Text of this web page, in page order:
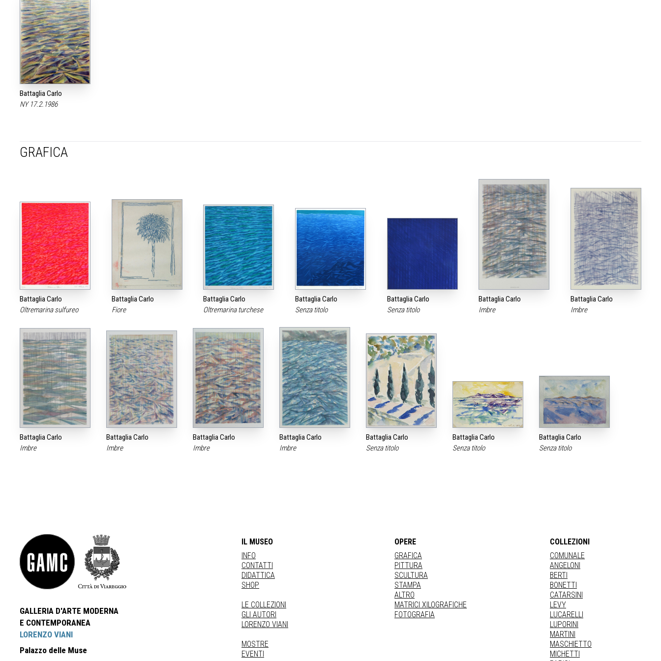
Battaglia Carlo
NY 17.2.1986
GRAFICA
Battaglia Carlo
Oltremarina sulfureo
Battaglia Carlo
Fiore
Battaglia Carlo
Oltremarina turchese
Battaglia Carlo
Senza titolo
Battaglia Carlo
Senza titolo
Battaglia Carlo
Imbre
Battaglia Carlo
Imbre
Battaglia Carlo
Imbre
Battaglia Carlo
Imbre
Battaglia Carlo
Imbre
Battaglia Carlo
Imbre
Battaglia Carlo
Senza titolo
Battaglia Carlo
Senza titolo
Battaglia Carlo
Senza titolo
GALLERIA D'ARTE MODERNA
E CONTEMPORANEA
LORENZO VIANI
Palazzo delle Muse
IL MUSEO
INFO
CONTATTI
DIDATTICA
SHOP
LE COLLEZIONI
GLI AUTORI
LORENZO VIANI
MOSTRE
EVENTI
OPERE
GRAFICA
PITTURA
SCULTURA
STAMPA
ALTRO
MATRICI XILOGRAFICHE
FOTOGRAFIA
COLLEZIONI
COMUNALE
ANGELONI
BERTI
BONETTI
CATARSINI
LEVY
LUCARELLI
LUPORINI
MARTINI
MASCHIETTO
MICHETTI